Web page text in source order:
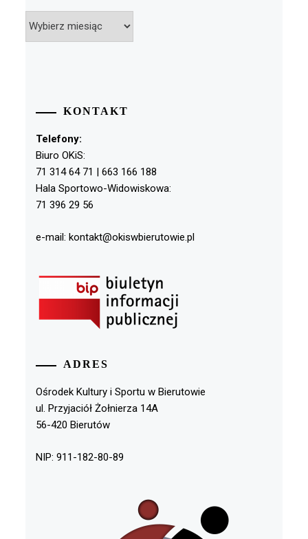
KONTAKT
Telefony:
Biuro OKiS:
71 314 64 71 | 663 166 188
Hala Sportowo-Widowiskowa:
71 396 29 56
e-mail: kontakt@okiswbierutowie.pl
ADRES
Ośrodek Kultury i Sportu w Bierutowie
ul. Przyjaciół Żołnierza 14A
56-420 Bierutów
NIP: 911-182-80-89